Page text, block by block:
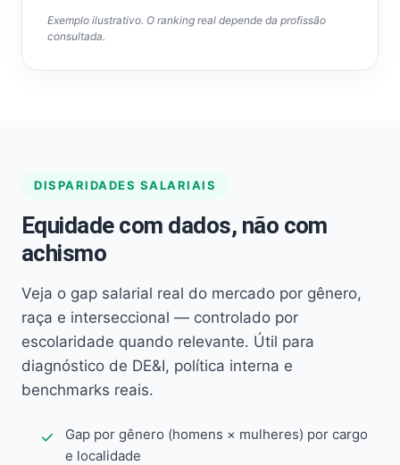
Exemplo ilustrativo. O ranking real depende da profissão
consultada.
DISPARIDADES SALARIAIS
Equidade com dados, não com
achismo
Veja o gap salarial real do mercado por gênero,
raça e interseccional — controlado por
escolaridade quando relevante. Útil para
diagnóstico de DE&I, política interna e
benchmarks reais.
Gap por gênero (homens × mulheres) por cargo
e localidade